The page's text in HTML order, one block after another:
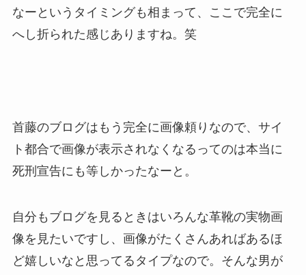
なーというタイミングも相まって、ここで完全に
へし折られた感じありますね。笑
首藤のブログはもう完全に画像頼りなので、サイ
ト都合で画像が表示されなくなるってのは本当に
死刑宣告にも等しかったなーと。
自分もブログを見るときはいろんな革靴の実物画
像を見たいですし、画像がたくさんあればあるほ
ど嬉しいなと思ってるタイプなので。そんな男が